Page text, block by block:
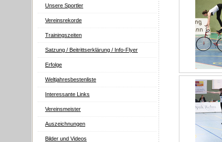
Unsere Sportler
Vereinsrekorde
Trainingszeiten
Satzung / Beitrittserklärung / Info-Flyer
Erfolge
Weltjahresbestenliste
Interessante Links
Vereinsmeister
Auszeichnungen
Bilder und Videos